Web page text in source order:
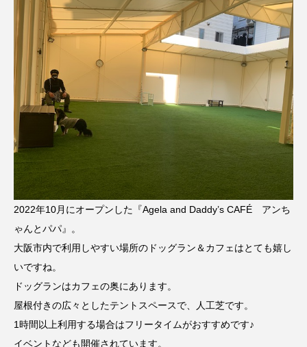
2022年10月にオープンした『Agela and Daddy’s CAFÉ アンち
ゃんとパパ』。
大阪市内で利用しやすい場所のドッグラン＆カフェはとても嬉し
いですね。
ドッグランはカフェの奥にあります。
屋根付きの広々としたテントスペースで、人工芝です。
1時間以上利用する場合はフリータイムがおすすめです♪
イベントなども開催されています。